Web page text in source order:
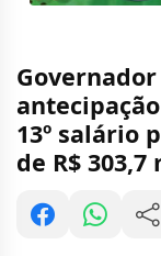
13º salário
de R$